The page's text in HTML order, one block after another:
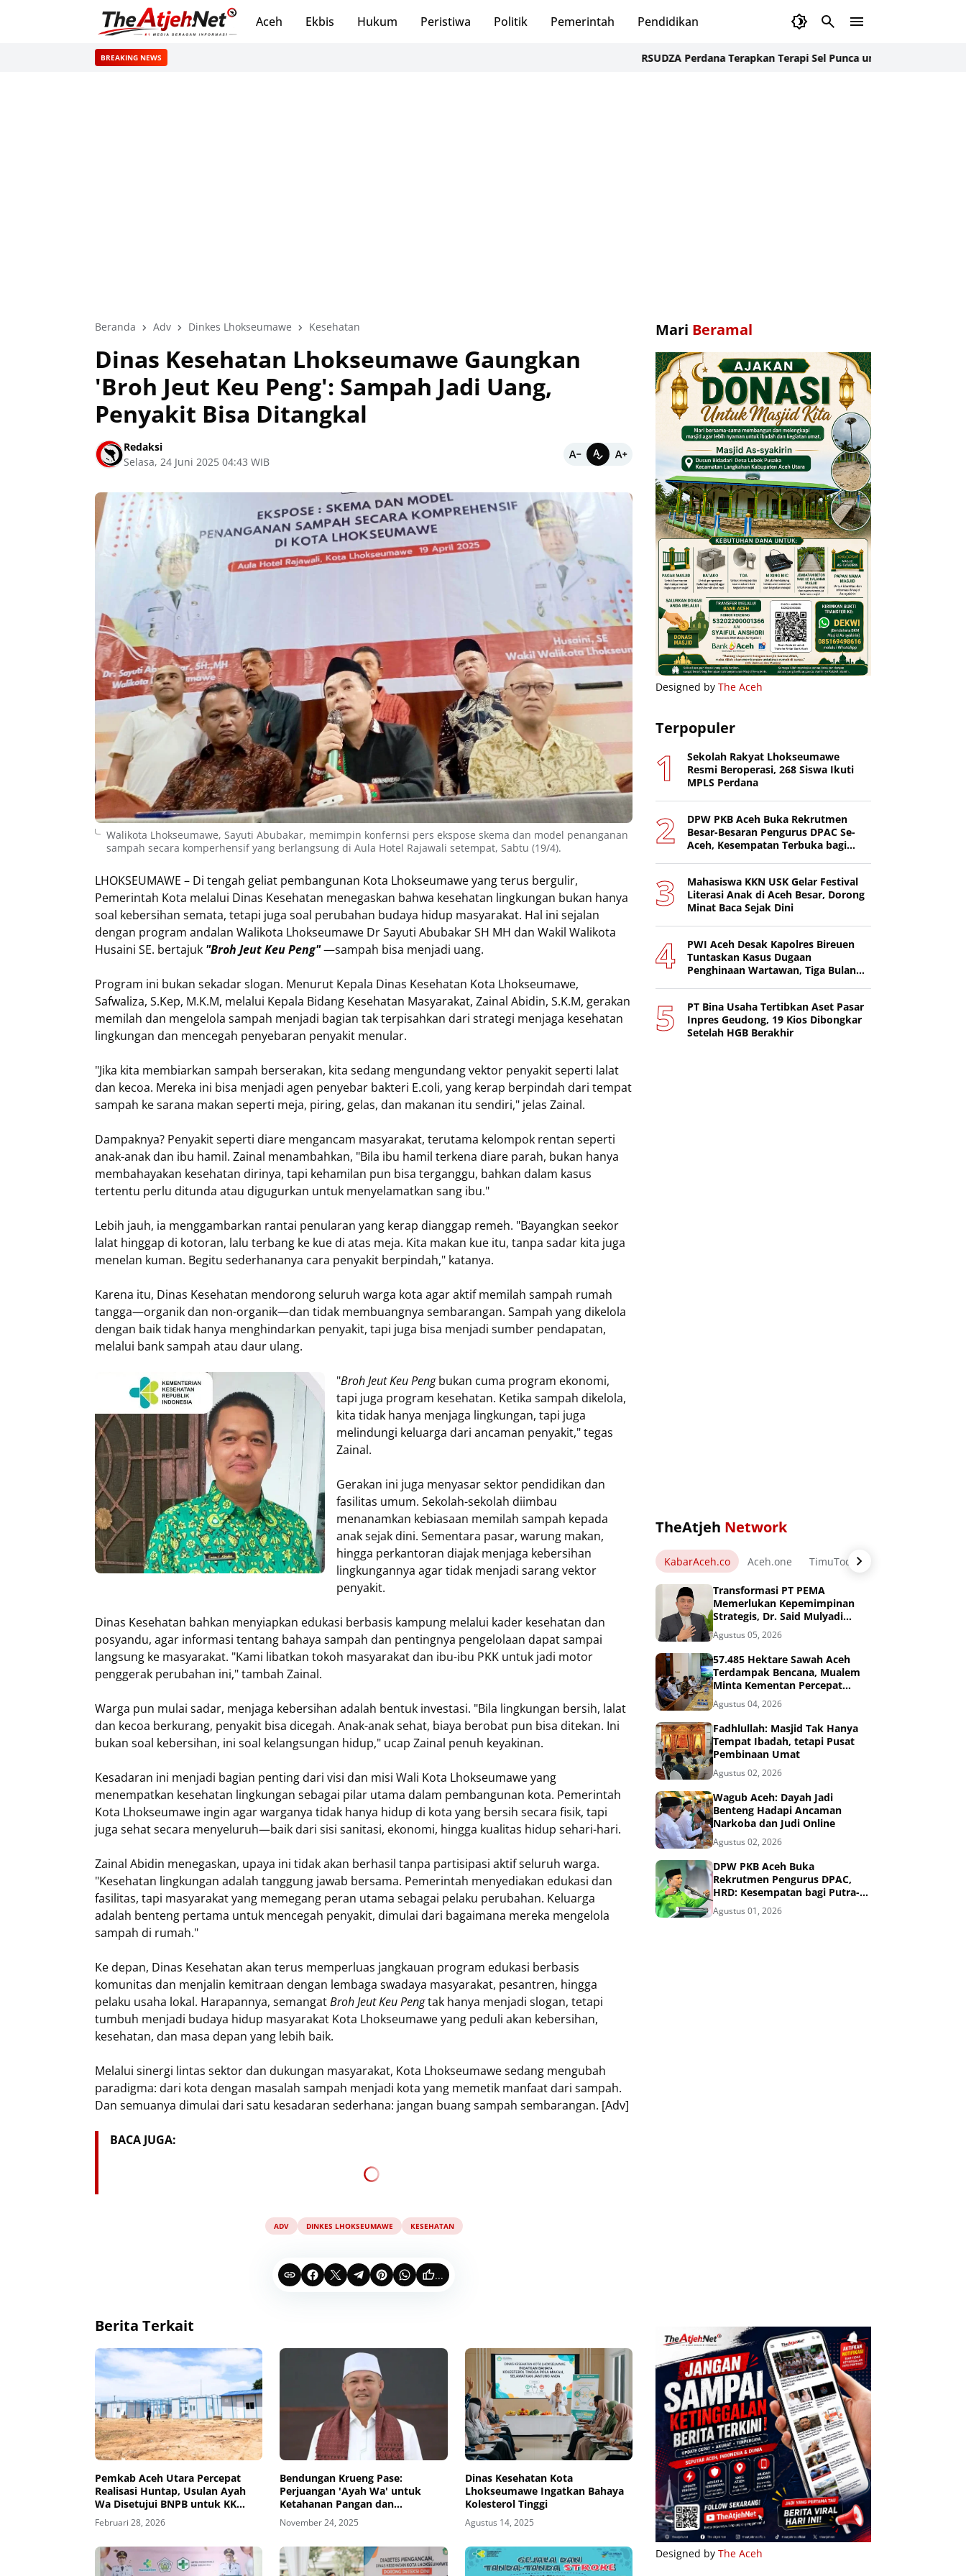
Aceh Ekbis Hukum Peristiwa Politik Pemerintah Pendidikan
BREAKING NEWS RSUDZA Perdana Terapkan Terapi Sel Punca untuk Pasien Cedera Tulang
Beranda Adv Dinkes Lhokseumawe Kesehatan
Dinas Kesehatan Lhokseumawe Gaungkan
'Broh Jeut Keu Peng': Sampah Jadi Uang,
Penyakit Bisa Ditangkal
Redaksi
Selasa, 24 Juni 2025 04:43 WIB
Walikota Lhokseumawe, Sayuti Abubakar, memimpin konfernsi pers ekspose skema dan model penanganan
sampah secara komperhensif yang berlangsung di Aula Hotel Rajawali setempat, Sabtu (19/4).
LHOKSEUMAWE – Di tengah geliat pembangunan Kota Lhokseumawe yang terus bergulir,
Pemerintah Kota melalui Dinas Kesehatan menegaskan bahwa kesehatan lingkungan bukan hanya
soal kebersihan semata, tetapi juga soal perubahan budaya hidup masyarakat. Hal ini sejalan
dengan program andalan Walikota Lhokseumawe Dr Sayuti Abubakar SH MH dan Wakil Walikota
Husaini SE. bertajuk "Broh Jeut Keu Peng"—sampah bisa menjadi uang.
Program ini bukan sekadar slogan. Menurut Kepala Dinas Kesehatan Kota Lhokseumawe,
Safwaliza, S.Kep, M.K.M, melalui Kepala Bidang Kesehatan Masyarakat, Zainal Abidin, S.K.M, gerakan
memilah dan mengelola sampah menjadi bagian tak terpisahkan dari strategi menjaga kesehatan
lingkungan dan mencegah penyebaran penyakit menular.
"Jika kita membiarkan sampah berserakan, kita sedang mengundang vektor penyakit seperti lalat
dan kecoa. Mereka ini bisa menjadi agen penyebar bakteri E.coli, yang kerap berpindah dari tempat
sampah ke sarana makan seperti meja, piring, gelas, dan makanan itu sendiri," jelas Zainal.
Dampaknya? Penyakit seperti diare mengancam masyarakat, terutama kelompok rentan seperti
anak-anak dan ibu hamil. Zainal menambahkan, "Bila ibu hamil terkena diare parah, bukan hanya
membahayakan kesehatan dirinya, tapi kehamilan pun bisa terganggu, bahkan dalam kasus
tertentu perlu ditunda atau digugurkan untuk menyelamatkan sang ibu."
Lebih jauh, ia menggambarkan rantai penularan yang kerap dianggap remeh. "Bayangkan seekor
lalat hinggap di kotoran, lalu terbang ke kue di atas meja. Kita makan kue itu, tanpa sadar kita juga
menelan kuman. Begitu sederhananya cara penyakit berpindah," katanya.
Karena itu, Dinas Kesehatan mendorong seluruh warga kota agar aktif memilah sampah rumah
tangga—organik dan non-organik—dan tidak membuangnya sembarangan. Sampah yang dikelola
dengan baik tidak hanya menghindarkan penyakit, tapi juga bisa menjadi sumber pendapatan,
melalui bank sampah atau daur ulang.
"Broh Jeut Keu Pengbukan cuma program ekonomi,
tapi juga program kesehatan. Ketika sampah dikelola,
kita tidak hanya menjaga lingkungan, tapi juga
melindungi keluarga dari ancaman penyakit," tegas
Zainal.
Gerakan ini juga menyasar sektor pendidikan dan
fasilitas umum. Sekolah-sekolah diimbau
menanamkan kebiasaan memilah sampah kepada
anak sejak dini. Sementara pasar, warung makan,
hingga perkantoran diajak menjaga kebersihan
lingkungannya agar tidak menjadi sarang vektor
penyakit.
Dinas Kesehatan bahkan menyiapkan edukasi berbasis kampung melalui kader kesehatan dan
posyandu, agar informasi tentang bahaya sampah dan pentingnya pengelolaan dapat sampai
langsung ke masyarakat. "Kami libatkan tokoh masyarakat dan ibu-ibu PKK untuk jadi motor
penggerak perubahan ini," tambah Zainal.
Warga pun mulai sadar, menjaga kebersihan adalah bentuk investasi. "Bila lingkungan bersih, lalat
dan kecoa berkurang, penyakit bisa dicegah. Anak-anak sehat, biaya berobat pun bisa ditekan. Ini
bukan soal kebersihan, ini soal kelangsungan hidup," ucap Zainal penuh keyakinan.
Kesadaran ini menjadi bagian penting dari visi dan misi Wali Kota Lhokseumawe yang
menempatkan kesehatan lingkungan sebagai pilar utama dalam pembangunan kota. Pemerintah
Kota Lhokseumawe ingin agar warganya tidak hanya hidup di kota yang bersih secara fisik, tapi
juga sehat secara menyeluruh—baik dari sisi sanitasi, ekonomi, hingga kualitas hidup sehari-hari.
Zainal Abidin menegaskan, upaya ini tidak akan berhasil tanpa partisipasi aktif seluruh warga.
"Kesehatan lingkungan adalah tanggung jawab bersama. Pemerintah menyediakan edukasi dan
fasilitas, tapi masyarakat yang memegang peran utama sebagai pelaku perubahan. Keluarga
adalah benteng pertama untuk mencegah penyakit, dimulai dari bagaimana mereka mengelola
sampah di rumah."
Ke depan, Dinas Kesehatan akan terus memperluas jangkauan program edukasi berbasis
komunitas dan menjalin kemitraan dengan lembaga swadaya masyarakat, pesantren, hingga
pelaku usaha lokal. Harapannya, semangatBroh Jeut Keu Pengtak hanya menjadi slogan, tetapi
tumbuh menjadi budaya hidup masyarakat Kota Lhokseumawe yang peduli akan kebersihan,
kesehatan, dan masa depan yang lebih baik.
Melalui sinergi lintas sektor dan dukungan masyarakat, Kota Lhokseumawe sedang mengubah
paradigma: dari kota dengan masalah sampah menjadi kota yang memetik manfaat dari sampah.
Dan semuanya dimulai dari satu kesadaran sederhana: jangan buang sampah sembarangan. [Adv]
BACA JUGA:
ADV DINKES LHOKSEUMAWE KESEHATAN
...
Berita Terkait
Pemkab Aceh Utara Percepat
Realisasi Huntap, Usulan Ayah
Wa Disetujui BNPB untuk KK
Gantung
Februari 28, 2026
Bendungan Krueng Pase:
Perjuangan 'Ayah Wa' untuk
Ketahanan Pangan dan
Kesejahteraan Petani Aceh Utara
November 24, 2025
Dinas Kesehatan Kota
Lhokseumawe Ingatkan Bahaya
Kolesterol Tinggi
Agustus 14, 2025
Mari Beramal
Designed by The Aceh
Terpopuler
Sekolah Rakyat Lhokseumawe
Resmi Beroperasi, 268 Siswa Ikuti
MPLS Perdana
DPW PKB Aceh Buka Rekrutmen
Besar-Besaran Pengurus DPAC Se-
Aceh, Kesempatan Terbuka bagi
Mahasiswa KKN USK Gelar Festival
Literasi Anak di Aceh Besar, Dorong
Minat Baca Sejak Dini
PWI Aceh Desak Kapolres Bireuen
Tuntaskan Kasus Dugaan
Penghinaan Wartawan, Tiga Bulan
PT Bina Usaha Tertibkan Aset Pasar
Inpres Geudong, 19 Kios Dibongkar
Setelah HGB Berakhir
TheAtjeh Network
KabarAceh.co Aceh.one TimuToday.com
Transformasi PT PEMA
Memerlukan Kepemimpinan
Strategis, Dr. Said Mulyadi
Dinilai Memenuhi Kriteria
Agustus 05, 2026
57.485 Hektare Sawah Aceh
Terdampak Bencana, Mualem
Minta Kementan Percepat
Pemulihan
Agustus 04, 2026
Fadhlullah: Masjid Tak Hanya
Tempat Ibadah, tetapi Pusat
Pembinaan Umat
Agustus 02, 2026
Wagub Aceh: Dayah Jadi
Benteng Hadapi Ancaman
Narkoba dan Judi Online
Agustus 02, 2026
DPW PKB Aceh Buka
Rekrutmen Pengurus DPAC,
HRD: Kesempatan bagi Putra-
Putri Terbaik Aceh
Agustus 01, 2026
Designed by The Aceh